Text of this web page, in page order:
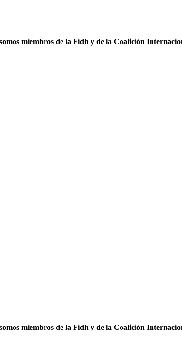
miembros de la Fidh y de la Coalición
miembros de la Fidh y de la Coalición